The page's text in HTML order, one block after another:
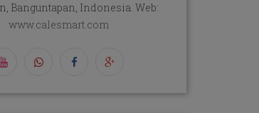
Banguntapan, Indonesia. Web:
www.calesmart.com